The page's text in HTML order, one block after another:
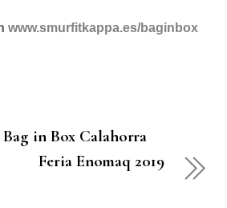
www.smurfitkappa.es/baginbox
in Box Calahorra
Feria Enomaq 2019